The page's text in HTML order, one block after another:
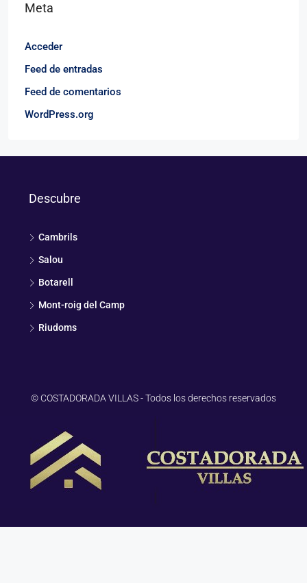
Meta
Acceder
Feed de entradas
Feed de comentarios
WordPress.org
Descubre
Cambrils
Salou
Botarell
Mont-roig del Camp
Riudoms
© COSTADORADA VILLAS - Todos los derechos reservados